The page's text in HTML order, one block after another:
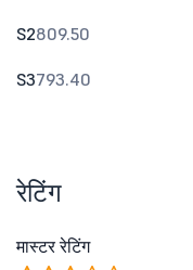
S2809.50
S3793.40
रेटिंग
मास्टर रेटिंग